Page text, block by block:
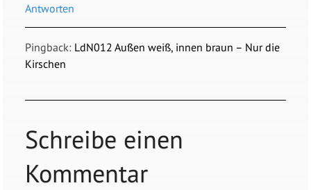
Antworten
Pingback: LdN012 Außen weiß, innen braun – Nur die
Kirschen
Schreibe einen
Kommentar